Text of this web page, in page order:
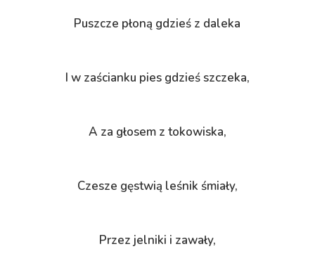
Puszcze płoną gdzieś z daleka
I w zaścianku pies gdzieś szczeka,
A za głosem z tokowiska,
Czesze gęstwią leśnik śmiały,
Przez jelniki i zawały,